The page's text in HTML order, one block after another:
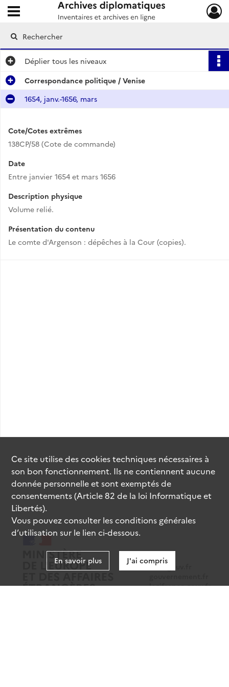
Archives diplomatiques
Ouvrir le menu déroulant
Déplier tous les niveaux
Correspondance politique / Venise
1654, janv.-1656, mars
Cote/Cotes extrêmes
138CP/58 (Cote de commande)
Date
Entre janvier 1654 et mars 1656
Description physique
Volume relié.
Présentation du contenu
Le comte d'Argenson : dépêches à la Cour (copies).
data.gouv.fr
legifrance.gouv.fr
Ce site utilise descookiestechniques nécessaires à
son bon fonctionnement. Ils ne contiennent aucune
donnée personnelle et sont exemptés de
consentements (Article 82 de la loi Informatique et
Libertés).
Vous pouvez consulter les conditions générales
d’utilisation sur le lien ci-dessous.
En savoir plus J'ai compris